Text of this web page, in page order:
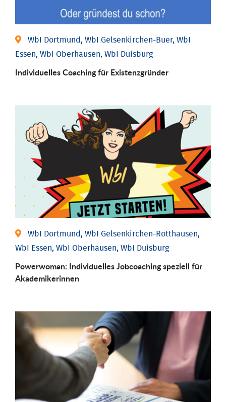
WbI Dortmund, WbI Gelsenkirchen-Buer, WbI
Essen, WbI Oberhausen, WbI Duisburg
Individu­elles Coaching für Existenz­gründer
WbI Dortmund, WbI Gelsenkirchen-Rotthausen,
WbI Essen, WbI Oberhausen, WbI Duisburg
Powerwoman: Individu­elles Job­coaching speziell für
Aka­demiker­innen